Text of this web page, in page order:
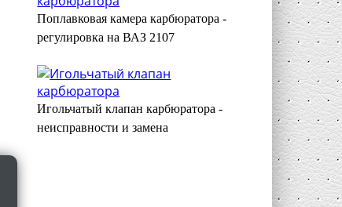
Поплавковая камера карбюратора -
регулировка на ВАЗ 2107
Игольчатый клапан карбюратора -
неисправности и замена